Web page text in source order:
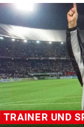
TRAINER UND